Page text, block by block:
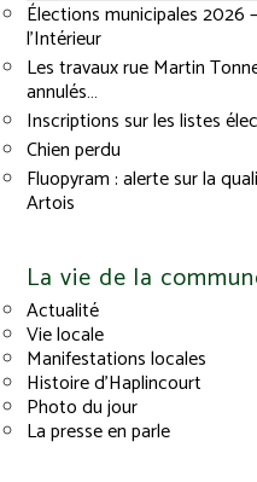
Élections municipales
l’Intérieur
Les travaux rue Martin
annulés…
Inscriptions sur les listes
Chien perdu
Fluopyram : alerte sur la
Artois
La vie de la
Actualité
Vie locale
Manifestations locales
Histoire d’Haplincourt
Photo du jour
La presse en parle